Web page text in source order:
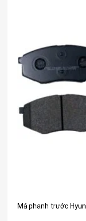
Má phanh trước